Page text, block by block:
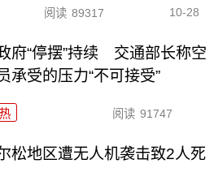
阅读 89317 10-28
府“停摆”持续 交通部长称空
承受的压力“不可接受”
阅读 91747
松地区遭无人机袭击致2人死